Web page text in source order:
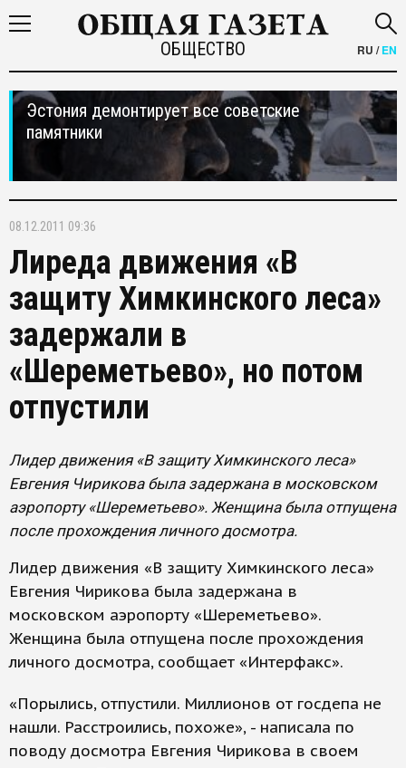
ОБЩЕСТВО RU /EN
Эстония демонтирует все советские
памятники
08.12.2011 09:36
Лиреда движения «В
защиту Химкинского леса»
задержали в
«Шереметьево», но потом
отпустили
Лидер движения «В защиту Химкинского леса»
Евгения Чирикова была задержана в московском
аэропорту «Шереметьево». Женщина была отпущена
после прохождения личного досмотра.
Лидер движения «В защиту Химкинского леса»
Евгения Чирикова была задержана в
московском аэропорту «Шереметьево».
Женщина была отпущена после прохождения
личного досмотра, сообщает «Интерфакс».
«Порылись, отпустили. Миллионов от госдепа не
нашли. Расстроились, похоже», - написала по
поводу досмотра Евгения Чирикова в своем